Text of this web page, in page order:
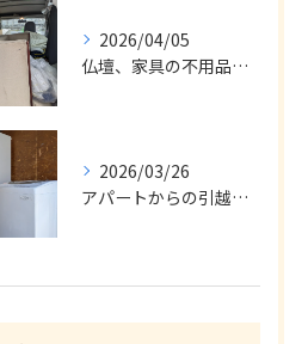
2026/04/05
仏壇、家具の不用品回収
2026/03/26
アパートからの引越の不用品回収